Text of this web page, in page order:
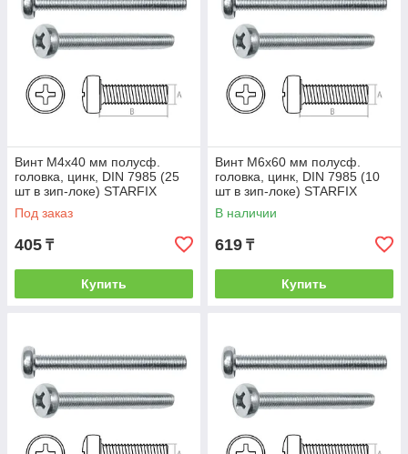
Винт М4х40 мм полусф.
головка, цинк, DIN 7985 (25
шт в зип-локе) STARFIX
(STARFIX) (SMZ1-52202-25)
Под заказ
405 ₸
Купить
Винт М6х60 мм полусф.
головка, цинк, DIN 7985 (10
шт в зип-локе) STARFIX
(STARFIX) (SMZ1-54222-10)
В наличии
619 ₸
Купить